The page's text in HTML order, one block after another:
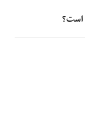
است؟